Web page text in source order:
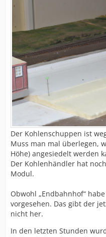
Der Kohlenschuppen ist
Muss man mal überlegen,
Höhe) angesiedelt werden
Der Kohlenhändler hat
Modul.
Obwohl „Endbahnhof“
vorgesehen. Das gibt der
nicht her.
In den letzten Stunden